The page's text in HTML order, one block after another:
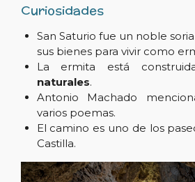
Curiosidades
San Saturio fue un noble
sus bienes para vivir como
La ermita está
naturales.
Antonio Machado
varios poemas.
El camino es uno de los
Castilla.